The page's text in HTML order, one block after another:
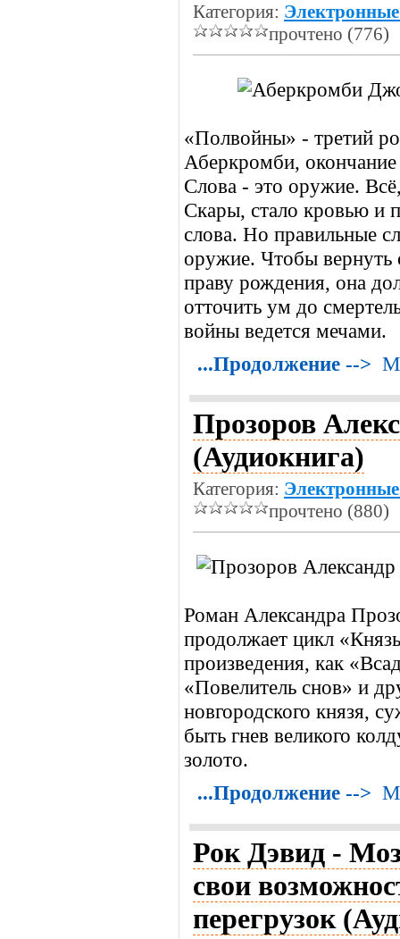
Категория:
прочтено (776)
«Полвойны» - третий
Аберкромби,
Слова - это оружие.
Скары, стало кровью и
слова. Но правильные
оружие. Чтобы вернуть
праву рождения, она
отточить ум до
войны ведется мечами.
...Продолжение -->
Прозоров
(Аудиокнига)
Категория:
прочтено (880)
Роман Александра
продолжает цикл
произведения, как
«Повелитель снов» и
новгородского князя,
быть гнев великого
золото.
...Продолжение -->
Рок Дэвид -
свои
перегрузок